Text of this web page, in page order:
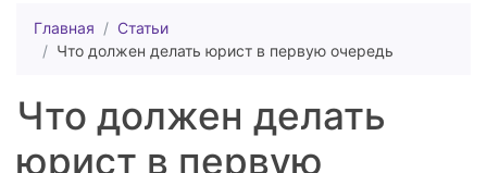
Главная
Статьи
Что должен делать юрист в первую очередь
Что должен делать
юрист в первую